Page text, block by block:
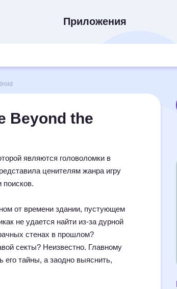
Приложения
Beyond the
являются головоломки в
ценителям жанра игру
поисков.
от времени здании, пустующем
не удается найти из-за дурной
стенах в прошлом?
секты? Неизвестно. Главному
его тайны, а заодно выяснить,